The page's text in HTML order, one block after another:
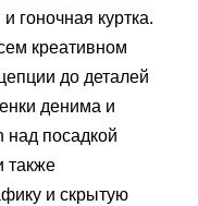
гоночная куртка.
креативном
до деталей
денима и
над посадкой
также
и скрытую